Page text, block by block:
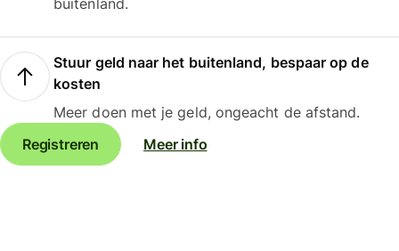
buitenland.
Stuur geld naar het buitenland, bespaar op de
kosten
Meer doen met je geld, ongeacht de afstand.
Registreren
Meer info